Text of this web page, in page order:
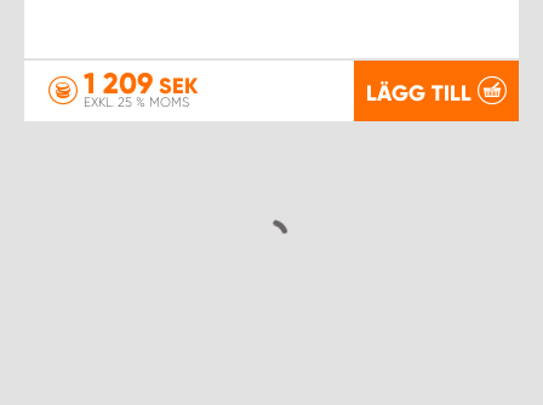
1 209 SEK
EXKL. 25 % MOMS LÄGG TILL